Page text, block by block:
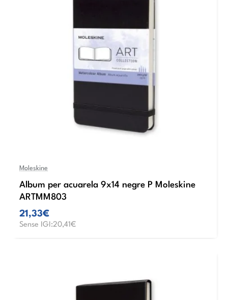
Moleskine
Album per acuarela 9x14 negre P Moleskine
ARTMM803
21,33€
Sense IGI:20,41€